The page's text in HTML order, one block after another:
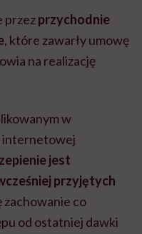
przezprzychodnie
, które zawarły umowę
na realizację
w
internetowej
jest
przyjętych
zachowanie co
od ostatniej dawki